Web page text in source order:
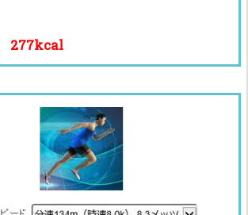
277kcal